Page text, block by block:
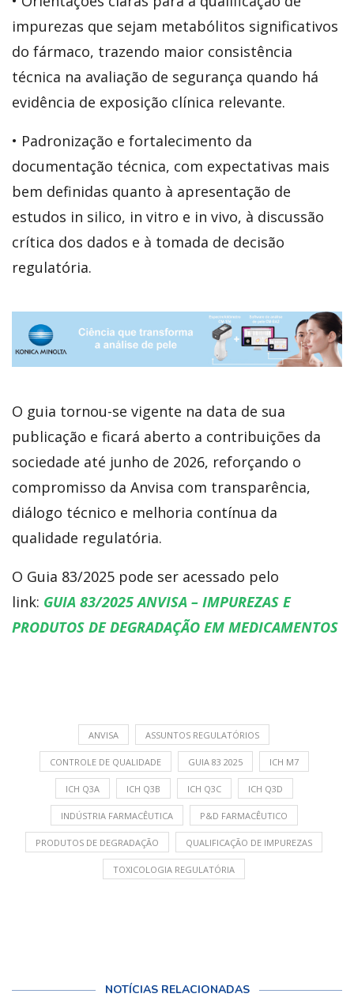
impurezas que sejam metabólitos significativos
do fármaco, trazendo maior consistência
técnica na avaliação de segurança quando há
evidência de exposição clínica relevante.
• Padronização e fortalecimento da
documentação técnica, com expectativas mais
bem definidas quanto à apresentação de
estudos in silico, in vitro e in vivo, à discussão
crítica dos dados e à tomada de decisão
regulatória.
O guia tornou-se vigente na data de sua
publicação e ficará aberto a contribuições da
sociedade até junho de 2026, reforçando o
compromisso da Anvisa com transparência,
diálogo técnico e melhoria contínua da
qualidade regulatória.
O Guia 83/2025 pode ser acessado pelo
link: GUIA 83/2025 ANVISA – IMPUREZAS E
PRODUTOS DE DEGRADAÇÃO EM MEDICAMENTOS
ANVISA ASSUNTOS REGULATÓRIOS
CONTROLE DE QUALIDADE GUIA 83 2025 ICH M7
ICH Q3A ICH Q3B ICH Q3C ICH Q3D
INDÚSTRIA FARMACÊUTICA P&D FARMACÊUTICO
PRODUTOS DE DEGRADAÇÃO QUALIFICAÇÃO DE IMPUREZAS
TOXICOLOGIA REGULATÓRIA
NOTÍCIAS RELACIONADAS